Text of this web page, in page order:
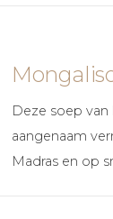
Deze soep van
aangenaam
Madras en op